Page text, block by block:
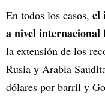
En todos los casos, el
a nivel
la extensión de los
Rusia y Arabia
dólares por barril y